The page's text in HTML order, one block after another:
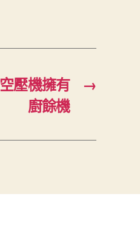
→
壓機擁有
廚餘機